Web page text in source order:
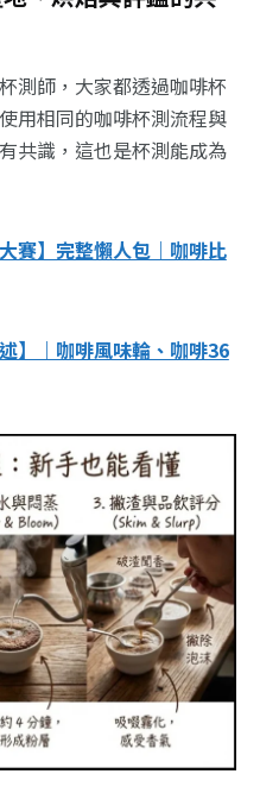
測師，大家都透過咖啡杯
用相同的咖啡杯測流程與
共識，這也是杯測能成為
賽】完整懶人包｜咖啡比
】｜咖啡風味輪、咖啡36